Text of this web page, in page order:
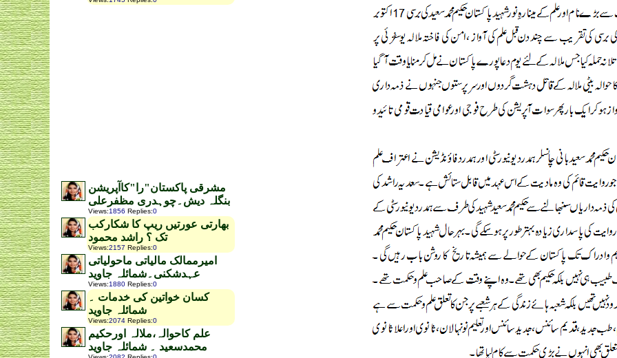
مشرقی پاکستان"را"کاآپریشن
بنگلہ دیش۔چوہدری مظفرعلی
Views:1856 Replies:0
بھارتی عورتیں ریپ کا شکارکب
تک ؟ راشد محمود
Views:2157 Replies:0
امیرممالک مالیاتی ماحولیاتی
عہدشکنی۔شمائلہ جاوید
Views:1880 Replies:0
کسان خواتین کی خدمات ۔
شمائلہ جاوید
Views:2074 Replies:0
علم کاحوالہ،ملالہ اورحکیم
محمدسعید ۔ شمائلہ جاوید